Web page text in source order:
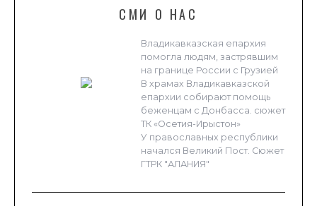
СМИ О НАС
Владикавказская епархия
помогла людям, застрявшим
на границе России с Грузией
В храмах Владикавказской
епархии собирают помощь
беженцам с Донбасса. сюжет
ТК «Осетия-Ирыстон»
У православных республики
начался Великий Пост. Сюжет
ГТРК "АЛАНИЯ"